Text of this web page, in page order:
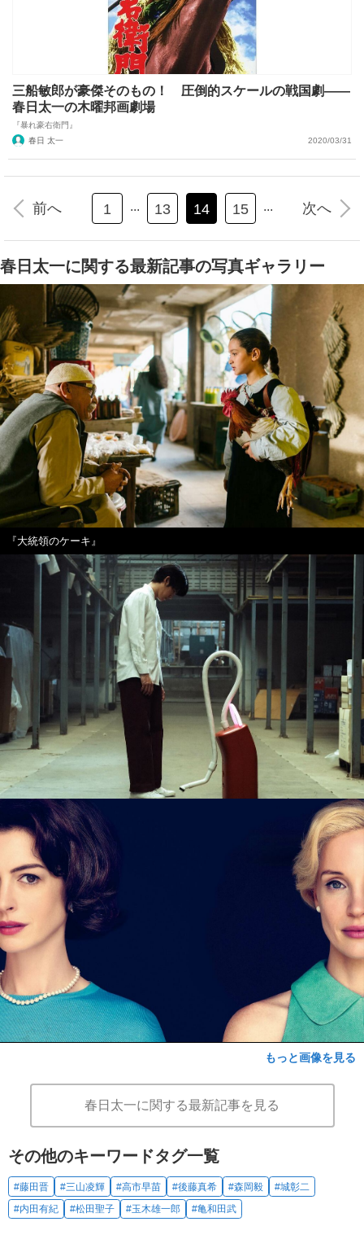
三船敏郎が豪傑そのもの！ 圧倒的スケールの戦国劇――
春日太一の木曜邦画劇場
『暴れ豪右衛門』
春日 太一
2020/03/31
前へ 1 ... 13 14 15 ... 次へ
春日太一に関する最新記事の写真ギャラリー
『大統領のケーキ』
もっと画像を見る
春日太一に関する最新記事を見る
その他のキーワードタグ一覧
#藤田晋 #三山凌輝 #高市早苗 #後藤真希 #森岡毅
#城彰二
#内田有紀
#松田聖子 #玉木雄一郎 #亀和田武